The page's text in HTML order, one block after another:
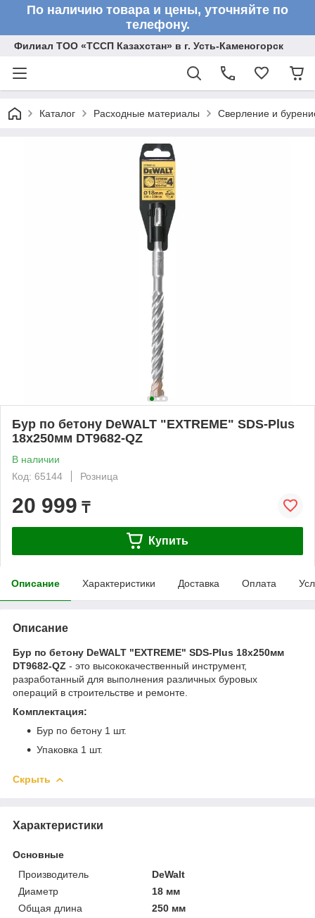
По наличию товара и цены, уточняйте по
телефону.
Филиал ТОО «ТССП Казахстан» в г. Усть-Каменогорск
Каталог Расходные материалы Сверление и
Бур по бетону DeWALT "EXTREME" SDS-Plus
18х250мм DT9682-QZ
В наличии
Код: 65144
Розница
20 999 ₸
Купить
Описание Характеристики Доставка Оплата
Описание
Бур по бетону DeWALT "EXTREME" SDS-Plus 18х250мм
DT9682-QZ - это высококачественный инструмент,
разработанный для выполнения различных буровых
операций в строительстве и ремонте.
Комплектация:
Бур по бетону 1 шт.
Упаковка 1 шт.
Скрыть
Характеристики
Основные
Производитель
DeWalt
Диаметр
18 мм
Общая длина
250 мм